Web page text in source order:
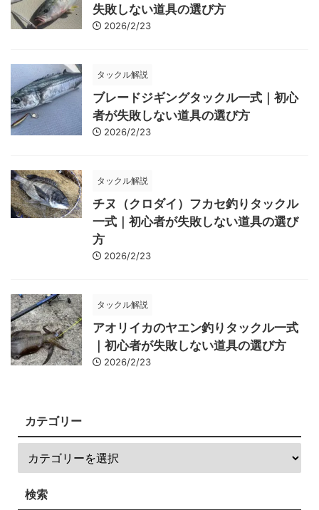
失敗しない道具の選び方
2026/2/23
タックル解説
ブレードジギングタックル一式｜初心
者が失敗しない道具の選び方
2026/2/23
タックル解説
チヌ（クロダイ）フカセ釣りタックル
一式｜初心者が失敗しない道具の選び
方
2026/2/23
タックル解説
アオリイカのヤエン釣りタックル一式
｜初心者が失敗しない道具の選び方
2026/2/23
カテゴリー
検索